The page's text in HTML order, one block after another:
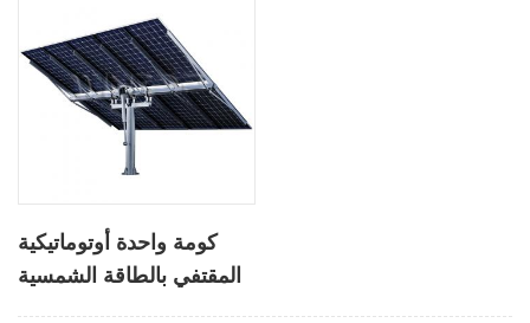
كومة واحدة أوتوماتيكية
المقتفي بالطاقة الشمسية